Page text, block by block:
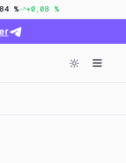
% +0,08 %
интерес